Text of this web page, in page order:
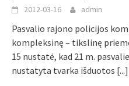
2012-03-16 admin
Pasvalio rajono policijos
kompleksinę – tikslinę
15 nustatė, kad 21 m.
nustatyta tvarka išduotos [...]